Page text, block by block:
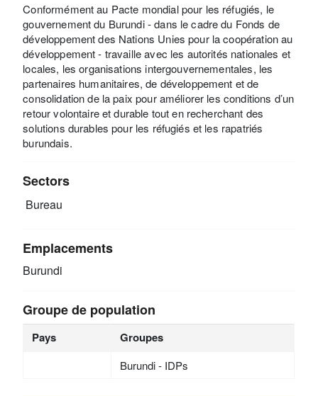
Conformément au Pacte mondial pour les réfugiés, le
gouvernement du Burundi - dans le cadre du Fonds de
développement des Nations Unies pour la coopération au
développement - travaille avec les autorités nationales et
locales, les organisations intergouvernementales, les
partenaires humanitaires, de développement et de
consolidation de la paix pour améliorer les conditions d’un
retour volontaire et durable tout en recherchant des
solutions durables pour les réfugiés et les rapatriés
burundais.
Sectors
Bureau
Emplacements
Burundi
Groupe de population
Pays Groupes
Burundi - IDPs